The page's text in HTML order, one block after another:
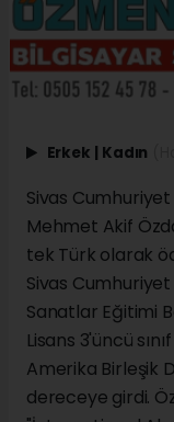
Erkek | Kadın
Sivas
Mehmet Akif
tek Türk olarak
Sivas
Sanatlar Eğitimi
Lisans 3'üncü
Amerika Birleşik
dereceye girdi.